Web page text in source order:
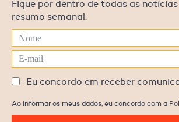
Fique por dentro de todas as
resumo semanal.
Eu concordo em receber
Ao informar os meus dados, eu concordo com a